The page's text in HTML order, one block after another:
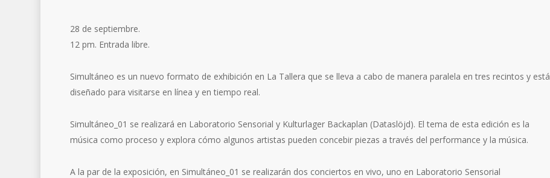
28 de septiembre.
12 pm. Entrada libre.
Simultáneo es un nuevo formato de exhibición en La Tallera que se lleva a cabo de manera paralela en tres recintos y está
diseñado para visitarse en línea y en tiempo real.
Simultáneo_01 se realizará en Laboratorio Sensorial y Kulturlager Backaplan (Dataslöjd). El tema de esta edición es la
música como proceso y explora cómo algunos artistas pueden concebir piezas a través del performance y la música.
A la par de la exposición, en Simultáneo_01 se realizarán dos conciertos en vivo, uno en Laboratorio Sensorial